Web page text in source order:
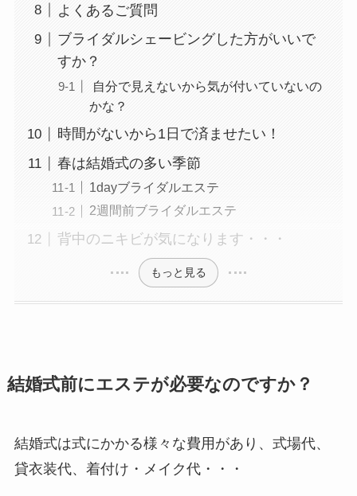
よくあるご質問
ブライダルシェービングした方がいいで
すか？
自分で見えないから気が付いていないの
かな？
時間がないから1日で済ませたい！
春は結婚式の多い季節
1dayブライダルエステ
2週間前ブライダルエステ
背中のニキビが気になります・・・
もっと見る
結婚式前にエステが必要なのですか？
結婚式は式にかかる様々な費用があり、式場代、
貸衣装代、着付け・メイク代・・・